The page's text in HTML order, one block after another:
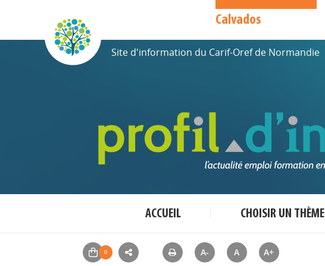
Calvados
Site d'information du Carif-Oref de Normandie
ACCUEIL CHOISIR UN THÈME
A- A A+